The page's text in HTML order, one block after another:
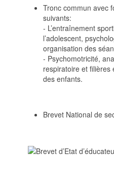
Tronc commun avec
suivants:
- L’entraînement
l’adolescent,
organisation des
- Psychomotricité,
respiratoire et filières
des enfants.
Brevet National de